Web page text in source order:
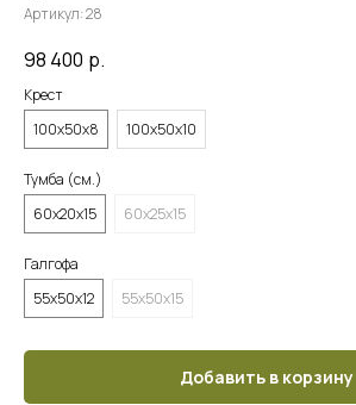
Артикул:28
98 400 р.
Крест
100х50х8
100х50х10
Тумба (см.)
60х20х15
60х25х15
Галгофа
55х50х12
55х50х15
Добавить в корзину